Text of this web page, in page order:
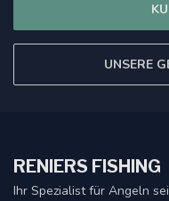
UNSERE
RENIERS FISHING
Ihr Spezialist für Angeln